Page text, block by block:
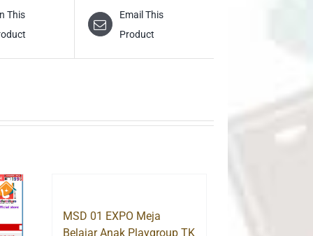
This
Email This
Product
MSD 01 EXPO Meja
Belajar Anak Playgroup TK